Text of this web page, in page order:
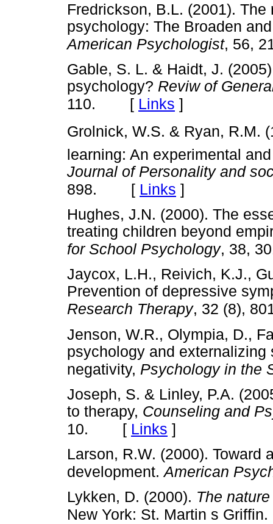
Fredrickson, B.L. (2001).
psychology: The Broaden
American Psychologist, 56,
Gable, S. L. & Haidt, J.
psychology? Reviw of
110. [ Links ]
Grolnick, W.S. & Ryan, R.M.
learning: An experimental
Journal of Personality and
898. [ Links ]
Hughes, J.N. (2000). The
treating children beyond
for School Psychology, 38,
Jaycox, L.H., Reivich, K.J.,
Prevention of depressive
Research Therapy, 32 (8),
Jenson, W.R., Olympia, D.,
psychology and
negativity, Psychology in the
Joseph, S. & Linley, P.A.
to therapy, Counseling and
10. [ Links ]
Larson, R.W. (2000). Toward
development.American
Lykken, D. (2000). The
New York: St. Martin s Griffin.